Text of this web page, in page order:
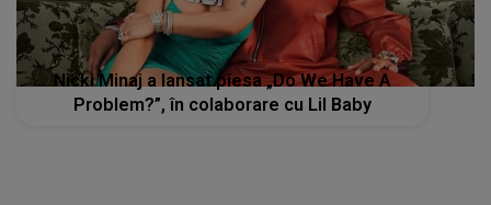
Nicki Minaj a lansat piesa „Do We Have A
Problem?”, în colaborare cu Lil Baby